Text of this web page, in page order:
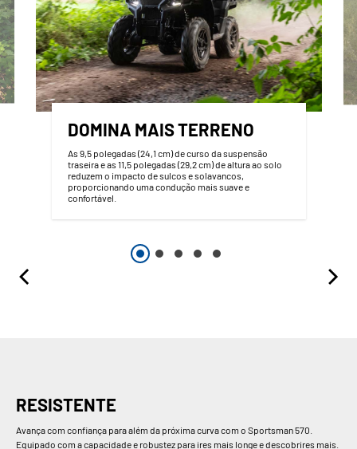
DOMINA MAIS TERRENO
As 9,5 polegadas (24,1 cm) de curso da suspensão
traseira e as 11,5 polegadas (29,2 cm) de altura ao solo
reduzem o impacto de sulcos e solavancos,
proporcionando uma condução mais suave e
confortável.
RESISTENTE
Avança com confiança para além da próxima curva com o Sportsman 570.
Equipado com a capacidade e robustez para ires mais longe e descobrires mais.